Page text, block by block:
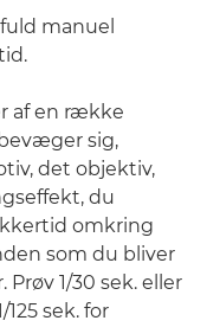
manuel
af en række
sig,
det objektiv,
du
omkring
som du bliver
1/30 sek. eller
sek. for